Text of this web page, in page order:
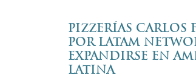
PIZZERÍAS CARLOS
POR LATAM
EXPANDIRSE EN
LATINA